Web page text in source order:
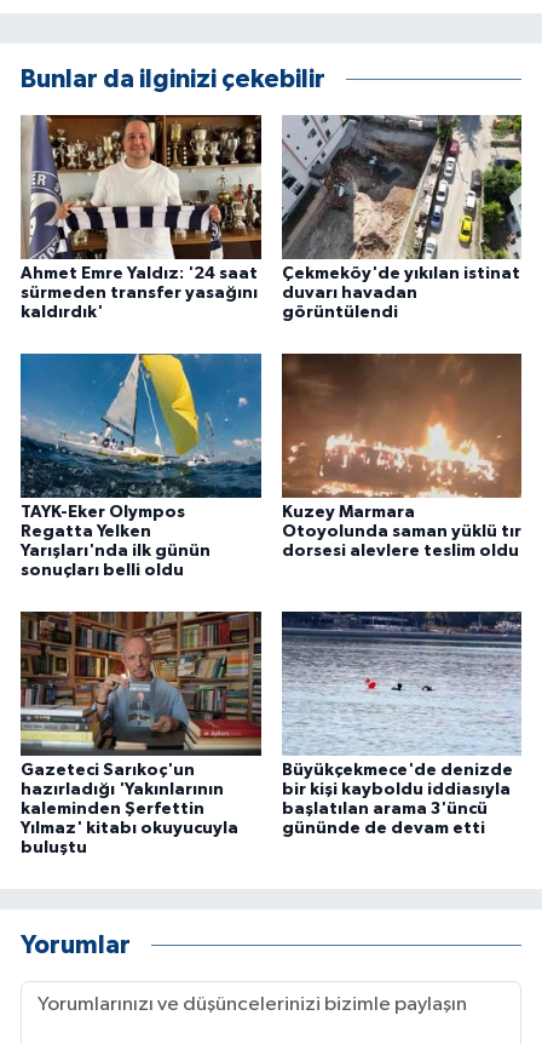
Bunlar da ilginizi çekebilir
Ahmet Emre Yaldız: '24 saat
sürmeden transfer yasağını
kaldırdık'
Çekmeköy'de yıkılan istinat
duvarı havadan
görüntülendi
TAYK-Eker Olympos
Regatta Yelken
Yarışları'nda ilk günün
sonuçları belli oldu
Kuzey Marmara
Otoyolunda saman yüklü tır
dorsesi alevlere teslim oldu
Gazeteci Sarıkoç'un
hazırladığı 'Yakınlarının
kaleminden Şerfettin
Yılmaz' kitabı okuyucuyla
buluştu
Büyükçekmece'de denizde
bir kişi kayboldu iddiasıyla
başlatılan arama 3'üncü
gününde de devam etti
Yorumlar